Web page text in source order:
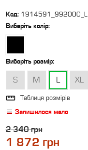
Код: 1914591_992000_L
Виберіть колір:
Виберіть розмір:
S M L XL

Таблиця розмірів
Залишилося мало
2 340 грн
1 872 грн